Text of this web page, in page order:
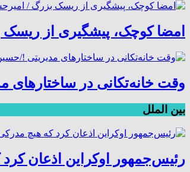
امضا کوچک، پیشگیری از ریسک
وقت خانه‌تکانی در ساختارهای
بین الملل
رئیس‌جمهور اوکراین اذعان